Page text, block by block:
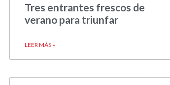
Tres entrantes frescos de
verano para triunfar
LEER MÁS »